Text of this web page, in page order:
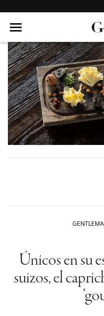
Únicos en su
suizos, el